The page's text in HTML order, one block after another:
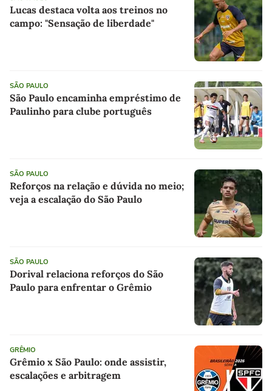
Lucas destaca volta aos treinos no
campo: "Sensação de liberdade"
SÃO PAULO
São Paulo encaminha empréstimo de
Paulinho para clube português
SÃO PAULO
Reforços na relação e dúvida no meio;
veja a escalação do São Paulo
SÃO PAULO
Dorival relaciona reforços do São
Paulo para enfrentar o Grêmio
GRÊMIO
Grêmio x São Paulo: onde assistir,
escalações e arbitragem